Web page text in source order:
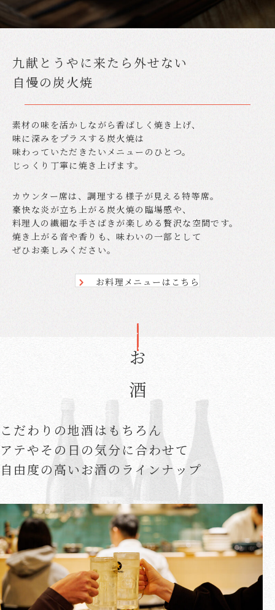
九献とうやに来たら外せない
自慢の炭火焼
素材の味を活かしながら香ばしく焼き上げ、
味に深みをプラスする炭火焼は
味わっていただきたいメニューのひとつ。
じっくり丁寧に焼き上げます。
カウンター席は、調理する様子が見える特等席。
豪快な炎が立ち上がる炭火焼の臨場感や、
料理人の繊細な手さばきが楽しめる贅沢な空間です。
焼き上がる音や香りも、味わいの一部として
ぜひお楽しみください。
お料理メニューはこちら
お酒
こだわりの地酒はもちろん
アテやその日の気分に合わせて
自由度の高いお酒のラインナップ